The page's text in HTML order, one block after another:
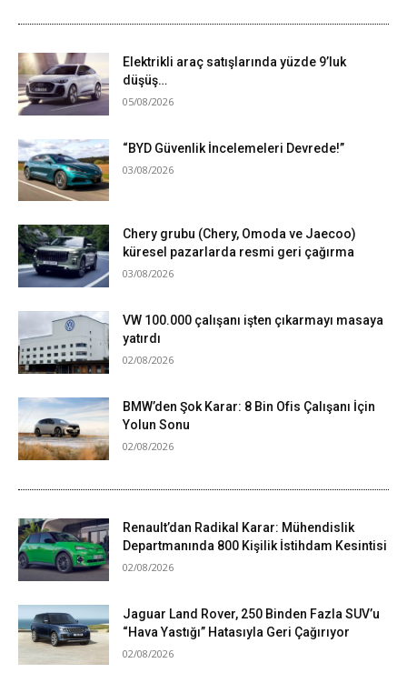
Elektrikli araç satışlarında yüzde 9’luk
düşüş…
05/08/2026
“BYD Güvenlik İncelemeleri Devrede!”
03/08/2026
Chery grubu (Chery, Omoda ve Jaecoo)
küresel pazarlarda resmi geri çağırma
03/08/2026
VW 100.000 çalışanı işten çıkarmayı masaya
yatırdı
02/08/2026
BMW’den Şok Karar: 8 Bin Ofis Çalışanı İçin
Yolun Sonu
02/08/2026
Renault’dan Radikal Karar: Mühendislik
Departmanında 800 Kişilik İstihdam Kesintisi
02/08/2026
Jaguar Land Rover, 250 Binden Fazla SUV’u
“Hava Yastığı” Hatasıyla Geri Çağırıyor
02/08/2026